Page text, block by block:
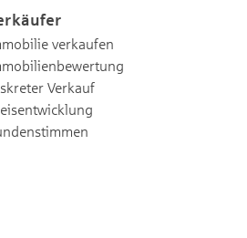
verkaufen
Verkauf